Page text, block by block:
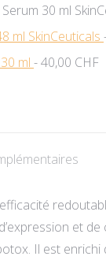
30 ml
ml SkinCeuticals
ml -40,00 CHF
et
Il est enrichi